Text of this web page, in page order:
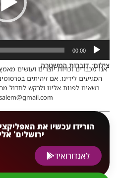
00:00
צילום: דוברות המשטרה
אנו מכבדים זכויות יוצרים ועושים
המגיעים לידינו. אם זיהיתים
רשאים לפנות אלינו ולבקש לחדול
הורידו עכשיו את
ירושלים'
לאנדורואיד